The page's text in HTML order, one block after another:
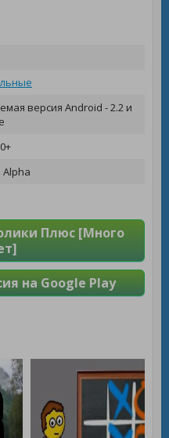
версия Android - 2.2 и
Alpha
Плюс [Много
на Google Play